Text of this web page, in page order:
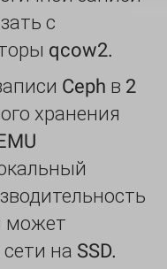
с
qcow2.
Ceph в 2
хранения
может
на SSD.